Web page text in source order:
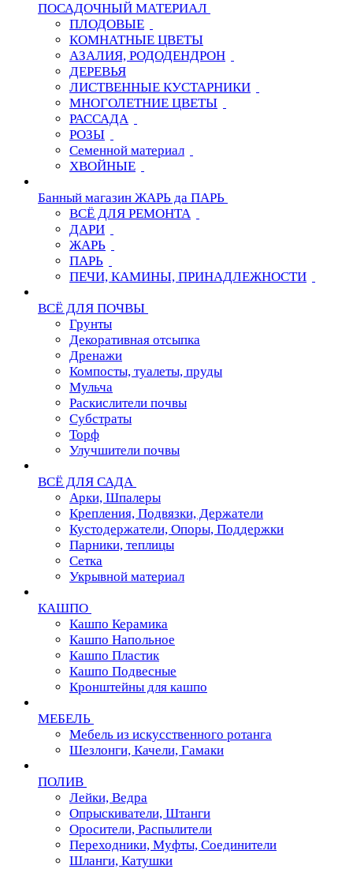
ПОСАДОЧНЫЙ МАТЕРИАЛ
ПЛОДОВЫЕ
КОМНАТНЫЕ ЦВЕТЫ
АЗАЛИЯ, РОДОДЕНДРОН
ДЕРЕВЬЯ
ЛИСТВЕННЫЕ КУСТАРНИКИ
МНОГОЛЕТНИЕ ЦВЕТЫ
РАССАДА
РОЗЫ
Семенной материал
ХВОЙНЫЕ
Банный магазин ЖАРЬ да ПАРЬ
ВСЁ ДЛЯ РЕМОНТА
ДАРИ
ЖАРЬ
ПАРЬ
ПЕЧИ, КАМИНЫ, ПРИНАДЛЕЖНОСТИ
ВСЁ ДЛЯ ПОЧВЫ
Грунты
Декоративная отсыпка
Дренажи
Компосты, туалеты, пруды
Мульча
Раскислители почвы
Субстраты
Торф
Улучшители почвы
ВСЁ ДЛЯ САДА
Арки, Шпалеры
Крепления, Подвязки, Держатели
Кустодержатели, Опоры, Поддержки
Парники, теплицы
Сетка
Укрывной материал
КАШПО
Кашпо Керамика
Кашпо Напольное
Кашпо Пластик
Кашпо Подвесные
Кронштейны для кашпо
МЕБЕЛЬ
Мебель из искусственного ротанга
Шезлонги, Качели, Гамаки
ПОЛИВ
Лейки, Ведра
Опрыскиватели, Штанги
Оросители, Распылители
Переходники, Муфты, Соединители
Шланги, Катушки